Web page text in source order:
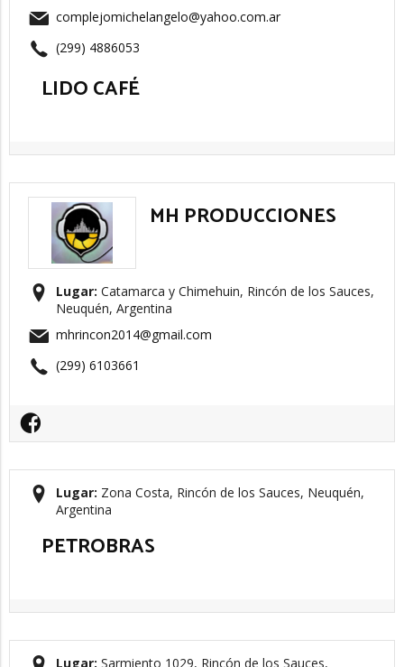
LIDO CAFÉ
complejomichelangelo@yahoo.com.ar
(299) 4886053
MH PRODUCCIONES
Lugar: Catamarca y Chimehuin, Rincón de los Sauces,
Neuquén, Argentina
mhrincon2014@gmail.com
(299) 6103661
PETROBRAS
Lugar: Zona Costa, Rincón de los Sauces, Neuquén,
Argentina
Lugar: Sarmiento 1029, Rincón de los Sauces,